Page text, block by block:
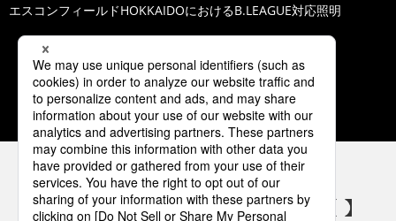
エスコンフィールドHOKKAIDOにおけるB.LEAGUE対応照明
1 2 3 4 5
パナソニックの電気設備 SNSアカウント